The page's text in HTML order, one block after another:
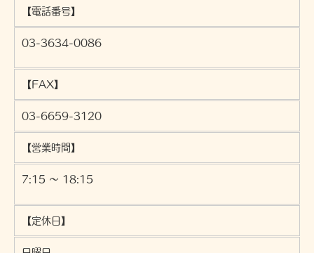
お客さまがご本人の個人情報の照会・修正・削除などをご希望さ
きます。
法令、規範の遵守と見直し
当社は、保有する個人情報に関して適用される日本の法令、その
の改善に努めます。
【電話番号】
03-3634-0086
【FAX】
03-6659-3120
【営業時間】
7:15 ～ 18:15
【定休日】